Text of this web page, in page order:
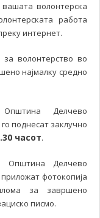
волонтерска
работа
интернет.
волонтерство во
најмалку средно
Делчево
поднесат заклучно
часот.
Општина Делчево
фотокопија
за завршено
писмо.